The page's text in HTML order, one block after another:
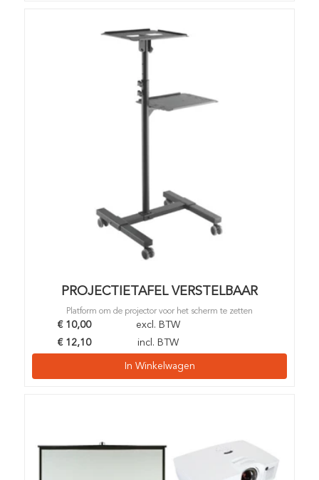
PROJECTIETAFEL VERSTELBAAR
Platform om de projector voor het scherm te zetten
€ 10,00
excl. BTW
€ 12,10 incl. BTW
In Winkelwagen